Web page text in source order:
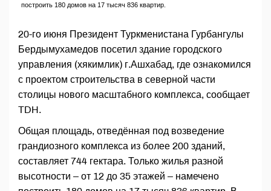
построить 180 домов на 17 тысяч 836 квартир.
20-го июня Президент Туркменистана Гурбангулы
Бердымухамедов посетил здание городского
управления (хякимлик) г.Ашхабад, где ознакомился
с проектом строительства в северной части
столицы нового масштабного комплекса, сообщает
TDH.
Общая площадь, отведённая под возведение
грандиозного комплекса из более 200 зданий,
составляет 744 гектара. Только жилья разной
высотности – от 12 до 35 этажей – намечено